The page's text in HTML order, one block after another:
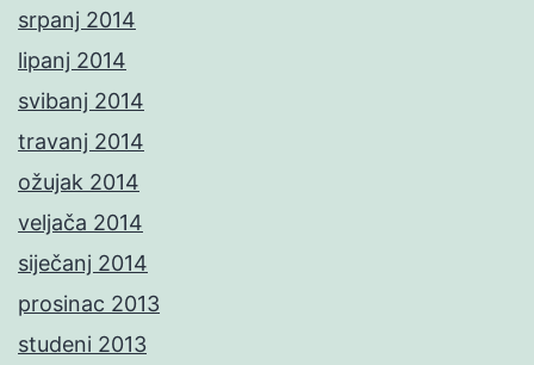
srpanj 2014
lipanj 2014
svibanj 2014
travanj 2014
ožujak 2014
veljača 2014
siječanj 2014
prosinac 2013
studeni 2013